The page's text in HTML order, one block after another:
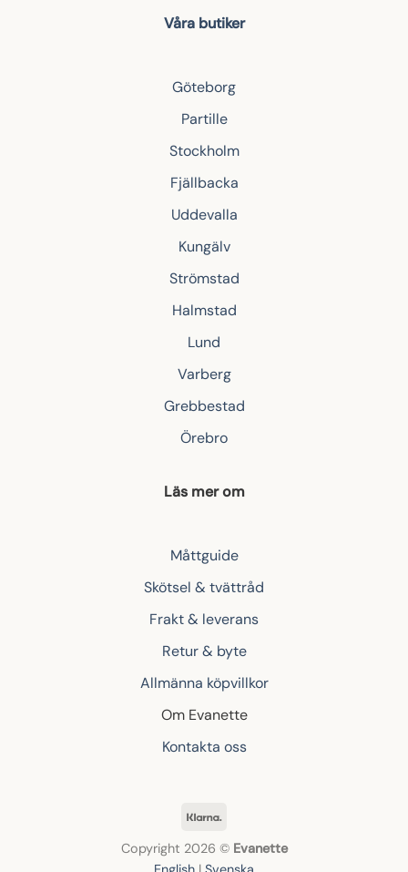
Våra butiker
Göteborg
Partille
Stockholm
Fjällbacka
Uddevalla
Kungälv
Strömstad
Halmstad
Lund
Varberg
Grebbestad
Örebro
Läs mer om
Måttguide
Skötsel & tvättråd
Frakt & leverans
Retur & byte
Allmänna köpvillkor
Om Evanette
Kontakta oss
Copyright 2026 © Evanette